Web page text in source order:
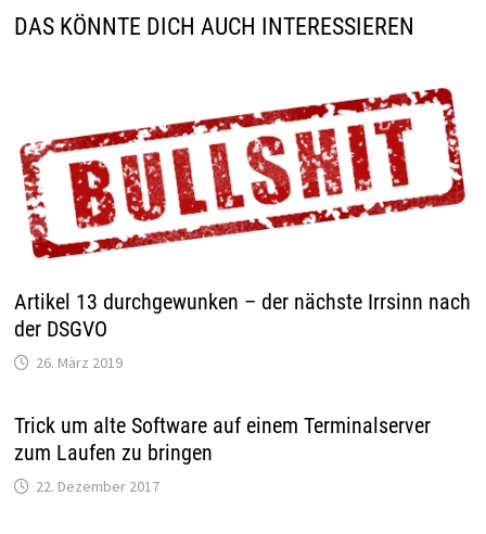
DAS KÖNNTE DICH AUCH INTERESSIEREN
Artikel 13 durchgewunken – der nächste Irrsinn nach
der DSGVO
26. März 2019
Trick um alte Software auf einem Terminalserver
zum Laufen zu bringen
22. Dezember 2017